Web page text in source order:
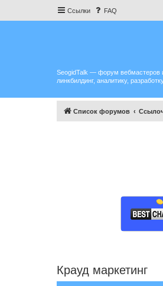
Ссылки FAQ
SeogidTalk — форум вебмастеров
линкбилдинг, аналитику,
Список форумов
Крауд маркетинг